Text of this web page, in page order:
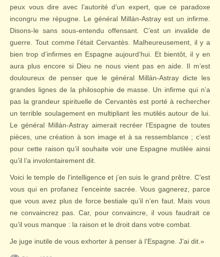
peux vous dire avec l’autorité d’un expert, que ce paradoxe
incongru me répugne. Le général Millán-Astray est un infirme.
Disons-le sans sous-entendu offensant. C’est un invalide de
guerre. Tout comme l’était Cervantès. Malheureusement, il y a
bien trop d’infirmes en Espagne aujourd’hui. Et bientôt, il y en
aura plus encore si Dieu ne nous vient pas en aide. Il m’est
douloureux de penser que le général Millán-Astray dicte les
grandes lignes de la philosophie de masse. Un infirme qui n’a
pas la grandeur spirituelle de Cervantès est porté à rechercher
un terrible soulagement en multipliant les mutilés autour de lui.
Le général Millán-Astray aimerait recréer l’Espagne de toutes
pièces, une création à son image et à sa ressemblance ; c’est
pour cette raison qu’il souhaite voir une Espagne mutilée ainsi
qu’il l’a involontairement dit.
Voici le temple de l’intelligence et j’en suis le grand prêtre. C’est
vous qui en profanez l’enceinte sacrée. Vous gagnerez, parce
que vous avez plus de force bestiale qu’il n’en faut. Mais vous
ne convaincrez pas. Car, pour convaincre, il vous faudrait ce
qu’il vous manque : la raison et le droit dans votre combat.
Je juge inutile de vous exhorter à penser à l’Espagne. J’ai dit.»